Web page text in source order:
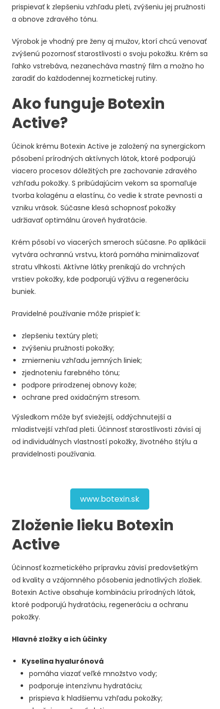
prispievať k zlepšeniu vzhľadu pleti, zvýšeniu jej pružnosti
a obnove zdravého tónu.
Výrobok je vhodný pre ženy aj mužov, ktorí chcú venovať
zvýšenú pozornosť starostlivosti o svoju pokožku. Krém sa
ľahko vstrebáva, nezanecháva mastný film a možno ho
zaradiť do každodennej kozmetickej rutiny.
Ako funguje Botexin
Active?
Účinok krému Botexin Active je založený na synergickom
pôsobení prírodných aktívnych látok, ktoré podporujú
viacero procesov dôležitých pre zachovanie zdravého
vzhľadu pokožky. S pribúdajúcim vekom sa spomaľuje
tvorba kolagénu a elastínu, čo vedie k strate pevnosti a
vzniku vrások. Súčasne klesá schopnosť pokožky
udržiavať optimálnu úroveň hydratácie.
Krém pôsobí vo viacerých smeroch súčasne. Po aplikácii
vytvára ochrannú vrstvu, ktorá pomáha minimalizovať
stratu vlhkosti. Aktívne látky prenikajú do vrchných
vrstiev pokožky, kde podporujú výživu a regeneráciu
buniek.
Pravidelné používanie môže prispieť k:
zlepšeniu textúry pleti;
zvýšeniu pružnosti pokožky;
zmierneniu vzhľadu jemných liniek;
zjednoteniu farebného tónu;
podpore prirodzenej obnovy kože;
ochrane pred oxidačným stresom.
Výsledkom môže byť sviežejší, oddýchnutejší a
mladistvejší vzhľad pleti. Účinnosť starostlivosti závisí aj
od individuálnych vlastností pokožky, životného štýlu a
pravidelnosti používania.
www.botexin.sk
Zloženie lieku Botexin
Active
Účinnosť kozmetického prípravku závisí predovšetkým
od kvality a vzájomného pôsobenia jednotlivých zložiek.
Botexin Active obsahuje kombináciu prírodných látok,
ktoré podporujú hydratáciu, regeneráciu a ochranu
pokožky.
Hlavné zložky a ich účinky
Kyselina hyalurónová
pomáha viazať veľké množstvo vody;
podporuje intenzívnu hydratáciu;
prispieva k hladšiemu vzhľadu pokožky;